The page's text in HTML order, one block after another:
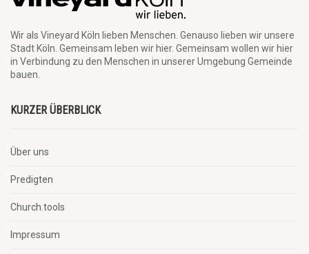
Wir als Vineyard Köln lieben Menschen. Genauso lieben wir unsere
Stadt Köln. Gemeinsam leben wir hier. Gemeinsam wollen wir hier
in Verbindung zu den Menschen in unserer Umgebung Gemeinde
bauen.
KURZER ÜBERBLICK
Über uns
Predigten
Church.tools
Impressum